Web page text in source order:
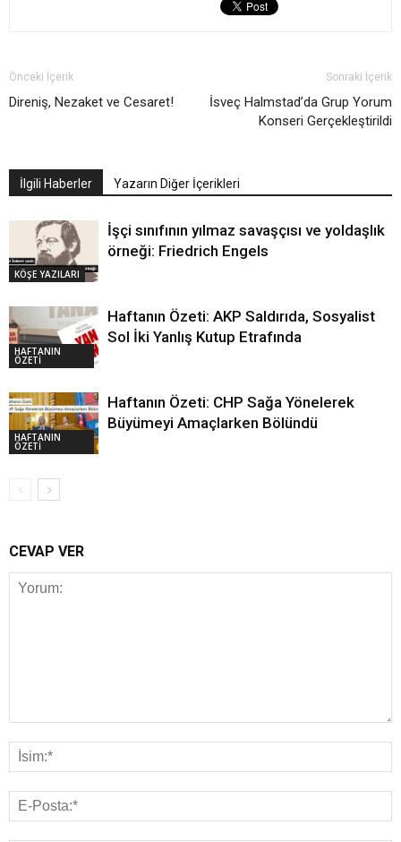
Önceki İçerik
Direniş, Nezaket ve Cesaret!
Sonraki İçerik
İsveç Halmstad’da Grup Yorum
Konseri Gerçekleştirildi
İlgili Haberler Yazarın Diğer İçerikleri
KÖŞE YAZILARI
İşçi sınıfının yılmaz savaşçısı ve yoldaşlık
örneği: Friedrich Engels
HAFTANIN
ÖZETİ
Haftanın Özeti: AKP Saldırıda, Sosyalist
Sol İki Yanlış Kutup Etrafında
HAFTANIN
ÖZETİ
Haftanın Özeti: CHP Sağa Yönelerek
Büyümeyi Amaçlarken Bölündü
CEVAP VER